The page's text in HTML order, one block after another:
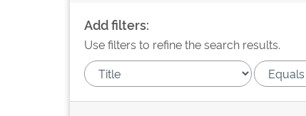
Add filters:
Use filters to refine the search results.